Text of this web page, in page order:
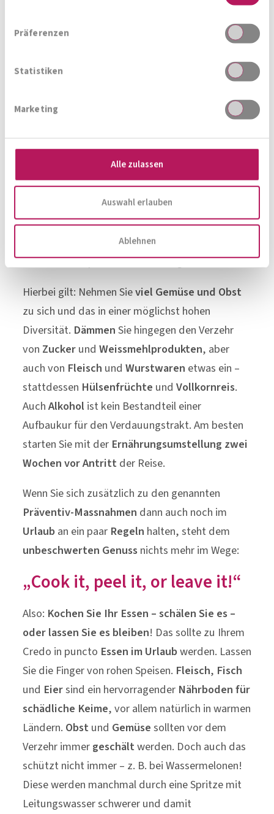
Präferenzen
Statistiken
Marketing
Alle zulassen
Auswahl erlauben
Ablehnen
Neben dem Einsatz vonProbiotika
durchgezielte Ernährungein präventiver Effekt
erzielt werden. Eine gesunde Ernährung ist
generell ein erstrebenswertes Ziel, doch gerade
Vorbereitung des Darms
Urlaubsreise spielt sie eine umso grössere Rolle.
Hierbei gilt: Nehmen Sieviel Gemüse und Obst
zu sich und das in einer möglichst hohen
Diversität. DämmenSie hingegen den Verzehr
von Zuckerund Weissmehlprodukten, aber
auch von Fleisch und Wurstwaren etwas ein –
stattdessen Hülsenfrüchte und Vollkornreis.
AuchAlkoholist kein Bestandteil einer
Aufbaukur für den Verdauungstrakt. Am besten
starten Sie mit der Ernährungsumstellung zwei
Wochen vor Antrittder Reise.
Wenn Sie sich zusätzlich zu den genannten
Präventiv-Massnahmen dann auch noch im
Urlauban ein paar Regeln halten, steht dem
unbeschwerten Genuss nichts mehr im Wege:
„Cook it, peel it, or leave it!“
Also: Kochen Sie Ihr Essen – schälen Sie es –
oder lassen Sie es bleiben! Das sollte zu Ihrem
Credo in puncto Essen im Urlaubwerden. Lassen
Sie die Finger von rohen Speisen. Fleisch, Fisch
und Eiersind ein hervorragender Nährboden für
schädliche Keime, vor allem natürlich in warmen
Ländern. Obstund Gemüsesollten vor dem
Verzehr immergeschältwerden. Doch auch das
schützt nicht immer – z. B. bei Wassermelonen!
Diese werden manchmal durch eine Spritze mit
Leitungswasser schwerer und damit